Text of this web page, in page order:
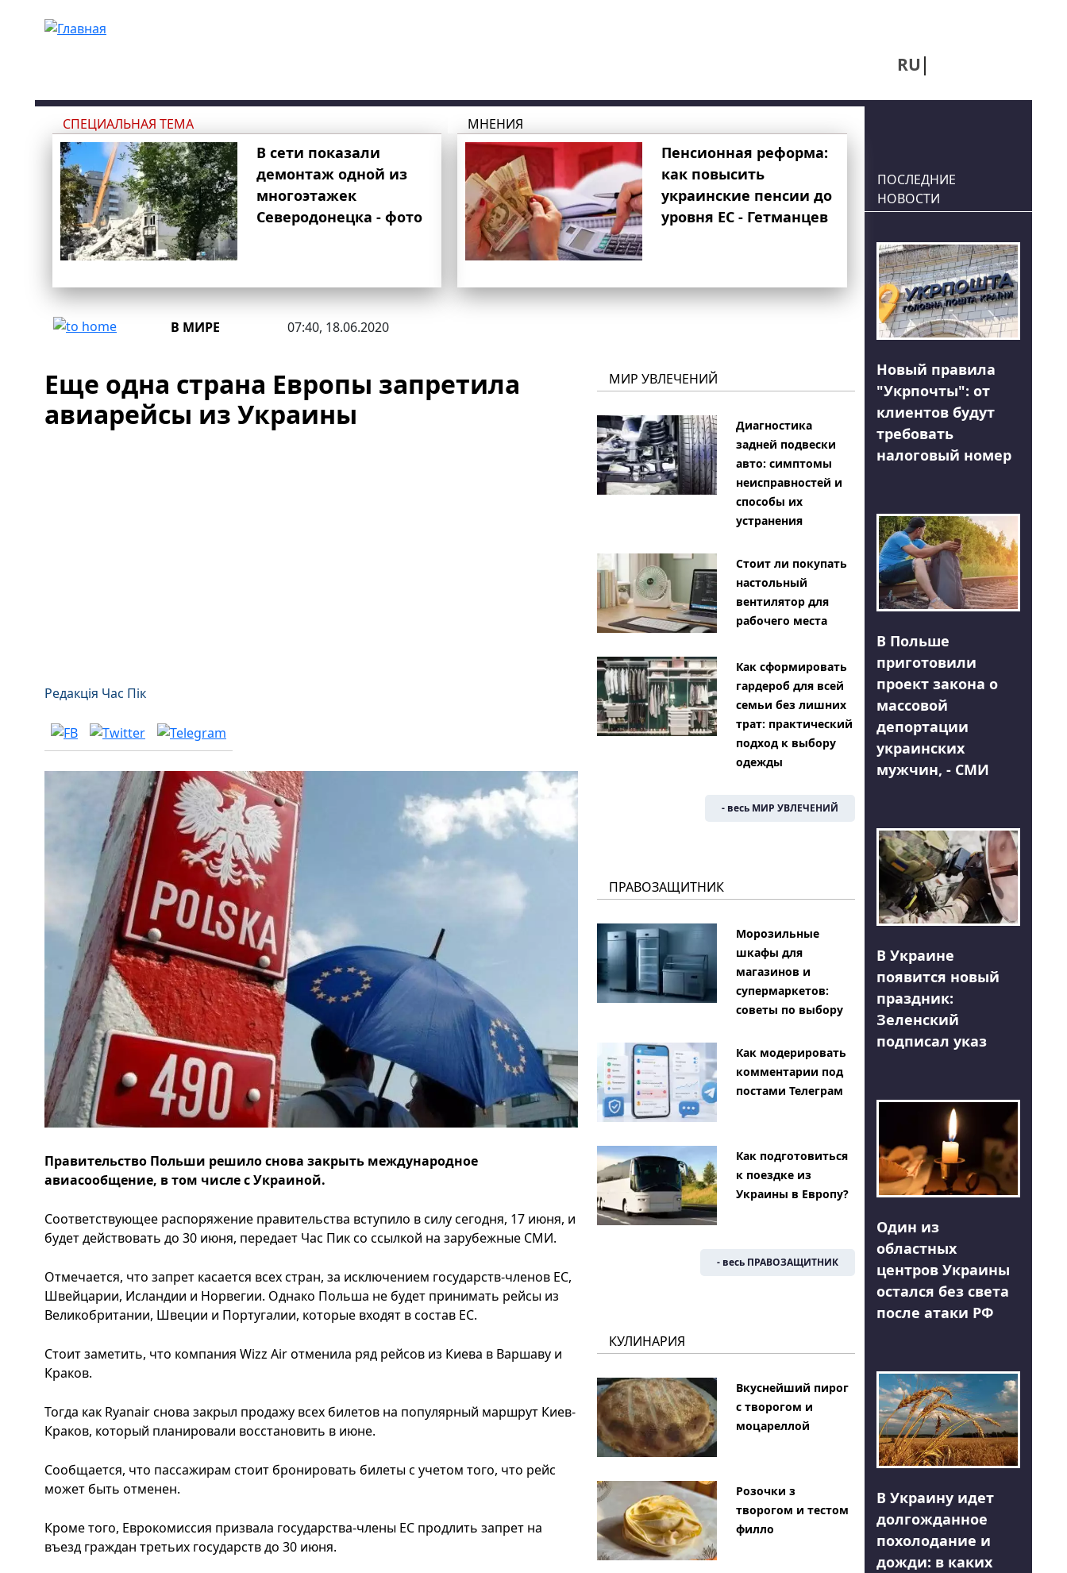
RU
СПЕЦИАЛЬНАЯ ТЕМА
В сети показали
демонтаж одной из
многоэтажек
Северодонецка - фото
МНЕНИЯ
Пенсионная реформа:
как повысить
украинские пенсии до
уровня ЕС - Гетманцев
В МИРЕ 07:40, 18.06.2020
Еще одна страна Европы запретила
авиарейсы из Украины
Редакція Час Пік
Правительство Польши решило снова закрыть международное
авиасообщение, в том числе с Украиной.
Соответствующее распоряжение правительства вступило в силу сегодня, 17 июня, и
будет действовать до 30 июня, передает Час Пик со ссылкой на зарубежные СМИ.
Отмечается, что запрет касается всех стран, за исключением государств-членов ЕС,
Швейцарии, Исландии и Норвегии. Однако Польша не будет принимать рейсы из
Великобритании, Швеции и Португалии, которые входят в состав ЕС.
Стоит заметить, что компания Wizz Air отменила ряд рейсов из Киева в Варшаву и
Краков.
Тогда как Ryanair снова закрыл продажу всех билетов на популярный маршрут Киев-
Краков, который планировали восстановить в июне.
Сообщается, что пассажирам стоит бронировать билеты с учетом того, что рейс
может быть отменен.
Кроме того, Еврокомиссия призвала государства-члены ЕС продлить запрет на
въезд граждан третьих государств до 30 июня.
МИР УВЛЕЧЕНИЙ
Диагностика
задней подвески
авто: симптомы
неисправностей и
способы их
устранения
Стоит ли покупать
настольный
вентилятор для
рабочего места
Как сформировать
гардероб для всей
семьи без лишних
трат: практический
подход к выбору
одежды
- весь МИР УВЛЕЧЕНИЙ
ПРАВОЗАЩИТНИК
Морозильные
шкафы для
магазинов и
супермаркетов:
советы по выбору
Как модерировать
комментарии под
постами Телеграм
Как подготовиться
к поездке из
Украины в Европу?
- весь ПРАВОЗАЩИТНИК
КУЛИНАРИЯ
Вкуснейший пирог
с творогом и
моцареллой
Розочки з
творогом и тестом
филло
ПОСЛЕДНИЕ
НОВОСТИ
Новый правила
"Укрпочты": от
клиентов будут
требовать
налоговый номер
В Польше
приготовили
проект закона о
массовой
депортации
украинских
мужчин, - СМИ
В Украине
появится новый
праздник:
Зеленский
подписал указ
Один из
областных
центров Украины
остался без света
после атаки РФ
В Украину идет
долгожданное
похолодание и
дожди: в каких